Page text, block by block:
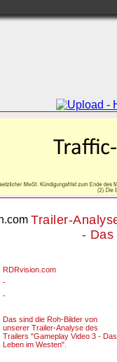
Trailer-
- Das
RDRvision.com
-
-
Das sind die Roh-Bilder von
unserer Trailer-Analyse des
Trailers "Gameplay Video 3 - Das
Leben im Westen".